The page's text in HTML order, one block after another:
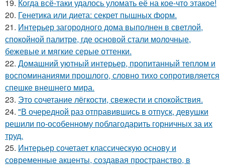
19. Когда всё-таки удалось уломать её на кое-что этакое!
20. Генетика или диета: секрет пышных форм.
21. Интерьер загородного дома выполнен в светлой,
спокойной палитре, где основой стали молочные,
бежевые и мягкие серые оттенки.
22. Домашний уютный интерьер, пропитанный теплом и
воспоминаниями прошлого, словно тихо сопротивляется
спешке внешнего мира.
23. Это сочетание лёгкости, свежести и спокойствия.
24. "В очередной раз отправившись в отпуск, девушки
решили по-особенному поблагодарить горничных за их
труд.
25. Интерьер сочетает классическую основу и
современные акценты, создавая пространство, в